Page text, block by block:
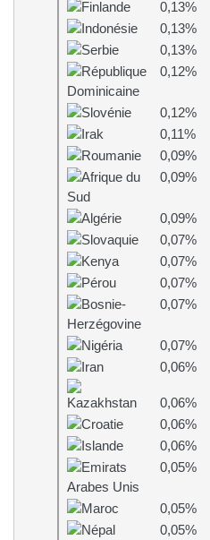
0,13%
0,13%
0,13%
0,12%
0,12%
0,11%
0,09%
0,09%
0,09%
0,07%
0,07%
0,07%
0,07%
0,07%
0,06%
0,06%
0,06%
0,06%
0,05%
0,05%
0,05%